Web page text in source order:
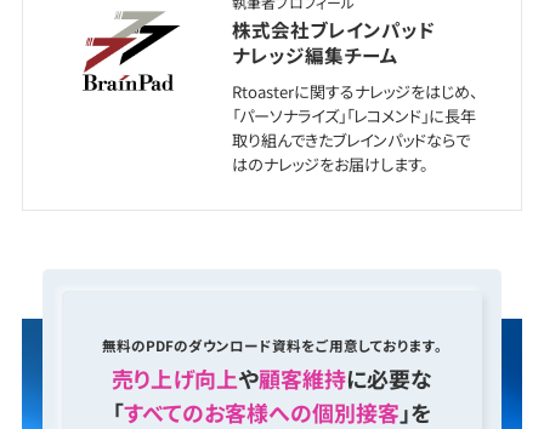
株式会社ブレインパッド
ナレッジ編集チーム
Rtoasterに関するナレッジをはじめ、
「パーソナライズ」「レコメンド」に長年
取り組んできたブレインパッドならで
はのナレッジをお届けします。
無料のPDFのダウンロード資料をご用意しております。
売り上げ向上や顧客維持に必要な
「すべてのお客様への個別接客」を